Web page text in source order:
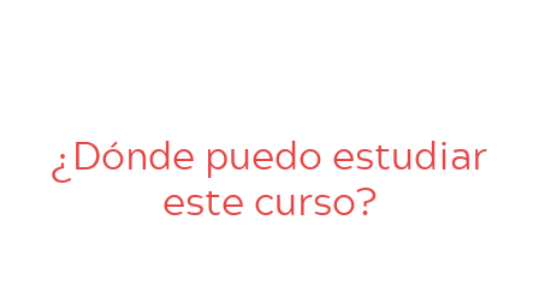
¿Dónde puedo estudiar
este curso?